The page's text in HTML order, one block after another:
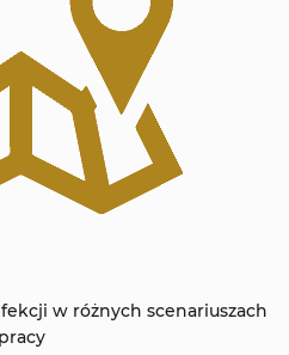
w różnych scenariuszach
pracy